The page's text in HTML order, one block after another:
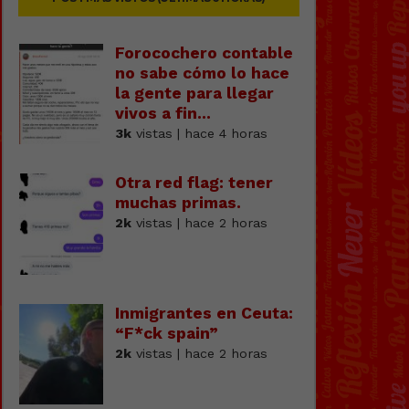
Forocochero contable
no sabe cómo lo hace
la gente para llegar
vivos a fin...
3kvistas | hace 4 horas
Otra red flag: tener
muchas primas.
2kvistas | hace 2 horas
Inmigrantes en Ceuta:
“F*ck spain”
2kvistas | hace 2 horas